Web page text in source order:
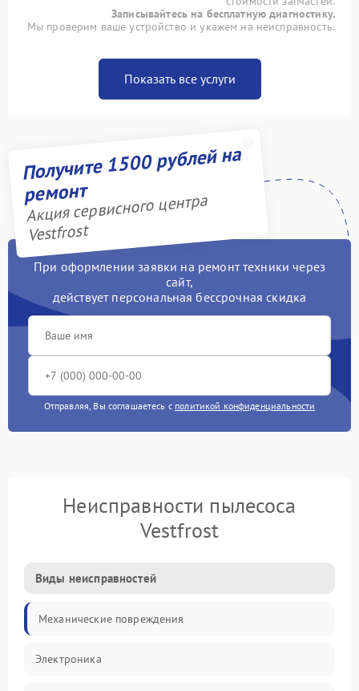
Записывайтесь на бесплатную диагностику.
Мы проверим ваше устройство и укажем на неисправность.
Показать все услуги
Получите 1500 рублей на
ремонт
Акция сервисного центра
Vestfrost
При оформлении заявки на ремонт техники через
сайт,
действует персональная бессрочная скидка
Отправляя, Вы соглашаетесь с политикой конфиденциальности
Неисправности пылесоса
Vestfrost
Виды неисправностей
Механические повреждения
Электроника